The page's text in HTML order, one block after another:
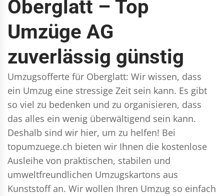
Oberglatt – Top
Umzüge AG
zuverlässig günstig
Umzugsofferte für Oberglatt: Wir wissen, dass
ein Umzug eine stressige Zeit sein kann. Es gibt
so viel zu bedenken und zu organisieren, dass
das alles ein wenig überwältigend sein kann.
Deshalb sind wir hier, um zu helfen! Bei
topumzuege.ch bieten wir Ihnen die kostenlose
Ausleihe von praktischen, stabilen und
umweltfreundlichen Umzugskartons aus
Kunststoff an. Wir wollen Ihren Umzug so einfach